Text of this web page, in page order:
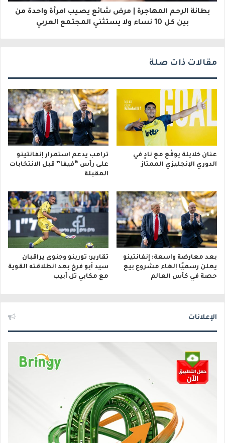
ي
بطانة الرحم المهاجرة | مرض شائع يصيب امرأة واحدة من
بين كل 10 نساء ولا يستثني المجتمع العربي
مقالات ذات صلة
عنان خلايلة يوقّع مع نادٍ في
الدوري الإنجليزي الممتاز
ترامب يدعم استمرار إنفانتينو
على رأس “فيفا” قبل الانتخابات
المقبلة
بعد معارضة واسعة: إنفانتينو
يعلن رسميًا إلغاء مشروع بيع
حصة في كأس العالم
تقارير: تورينو وجنوى يراقبان
سيد أبو فرخ بعد انطلاقته القوية
مع مكابي تل أبيب
الإعلانات